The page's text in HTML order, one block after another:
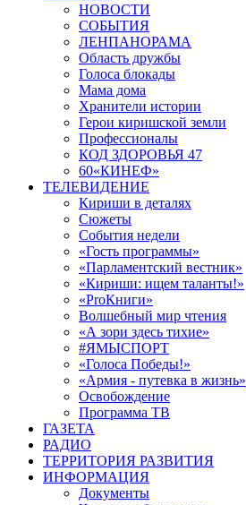
НОВОСТИ
СОБЫТИЯ
ЛЕНПАНОРАМА
Область дружбы
Голоса блокады
Мама дома
Хранители истории
Герои киришской земли
Профессионалы
КОД ЗДОРОВЬЯ 47
60«КИНЕФ»
ТЕЛЕВИДЕНИЕ
Кириши в деталях
Сюжеты
События недели
«Гость программы»
«Парламентский вестник»
«Кириши: ищем таланты!»
«ProКниги»
Волшебный мир чтения
«А зори здесь тихие»
#ЯМЫСПОРТ
«Голоса Победы!»
«Армия - путевка в жизнь»
Освобождение
Программа ТВ
ГАЗЕТА
РАДИО
ТЕРРИТОРИЯ РАЗВИТИЯ
ИНФОРМАЦИЯ
Документы